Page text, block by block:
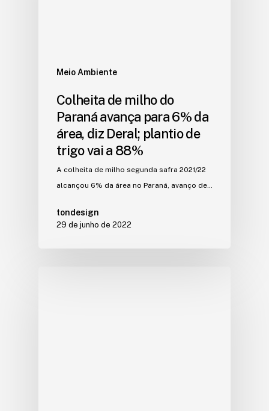
Meio Ambiente
Colheita de milho do
Paraná avança para 6% da
área, diz Deral; plantio de
trigo vai a 88%
A colheita de milho segunda safra 2021/22
alcançou 6% da área no Paraná, avanço de…
tondesign
29 de junho de 2022